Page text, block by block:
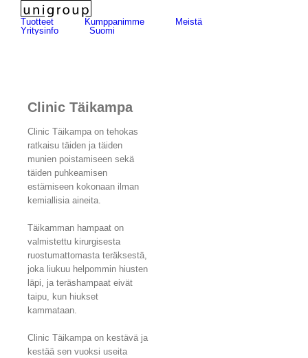
content
for:
Tuotteet
Kumppanimme
Meistä
Yritysinfo
Suomi
Clinic Täikampa
Clinic Täikampa on tehokas
ratkaisu täiden ja täiden
munien poistamiseen sekä
täiden puhkeamisen
estämiseen kokonaan ilman
kemiallisia aineita.
Täikamman hampaat on
valmistettu kirurgisesta
ruostumattomasta teräksestä,
joka liukuu helpommin hiusten
läpi, ja teräshampaat eivät
taipu, kun hiukset
kammataan.
Clinic Täikampa on kestävä ja
kestää sen vuoksi useita